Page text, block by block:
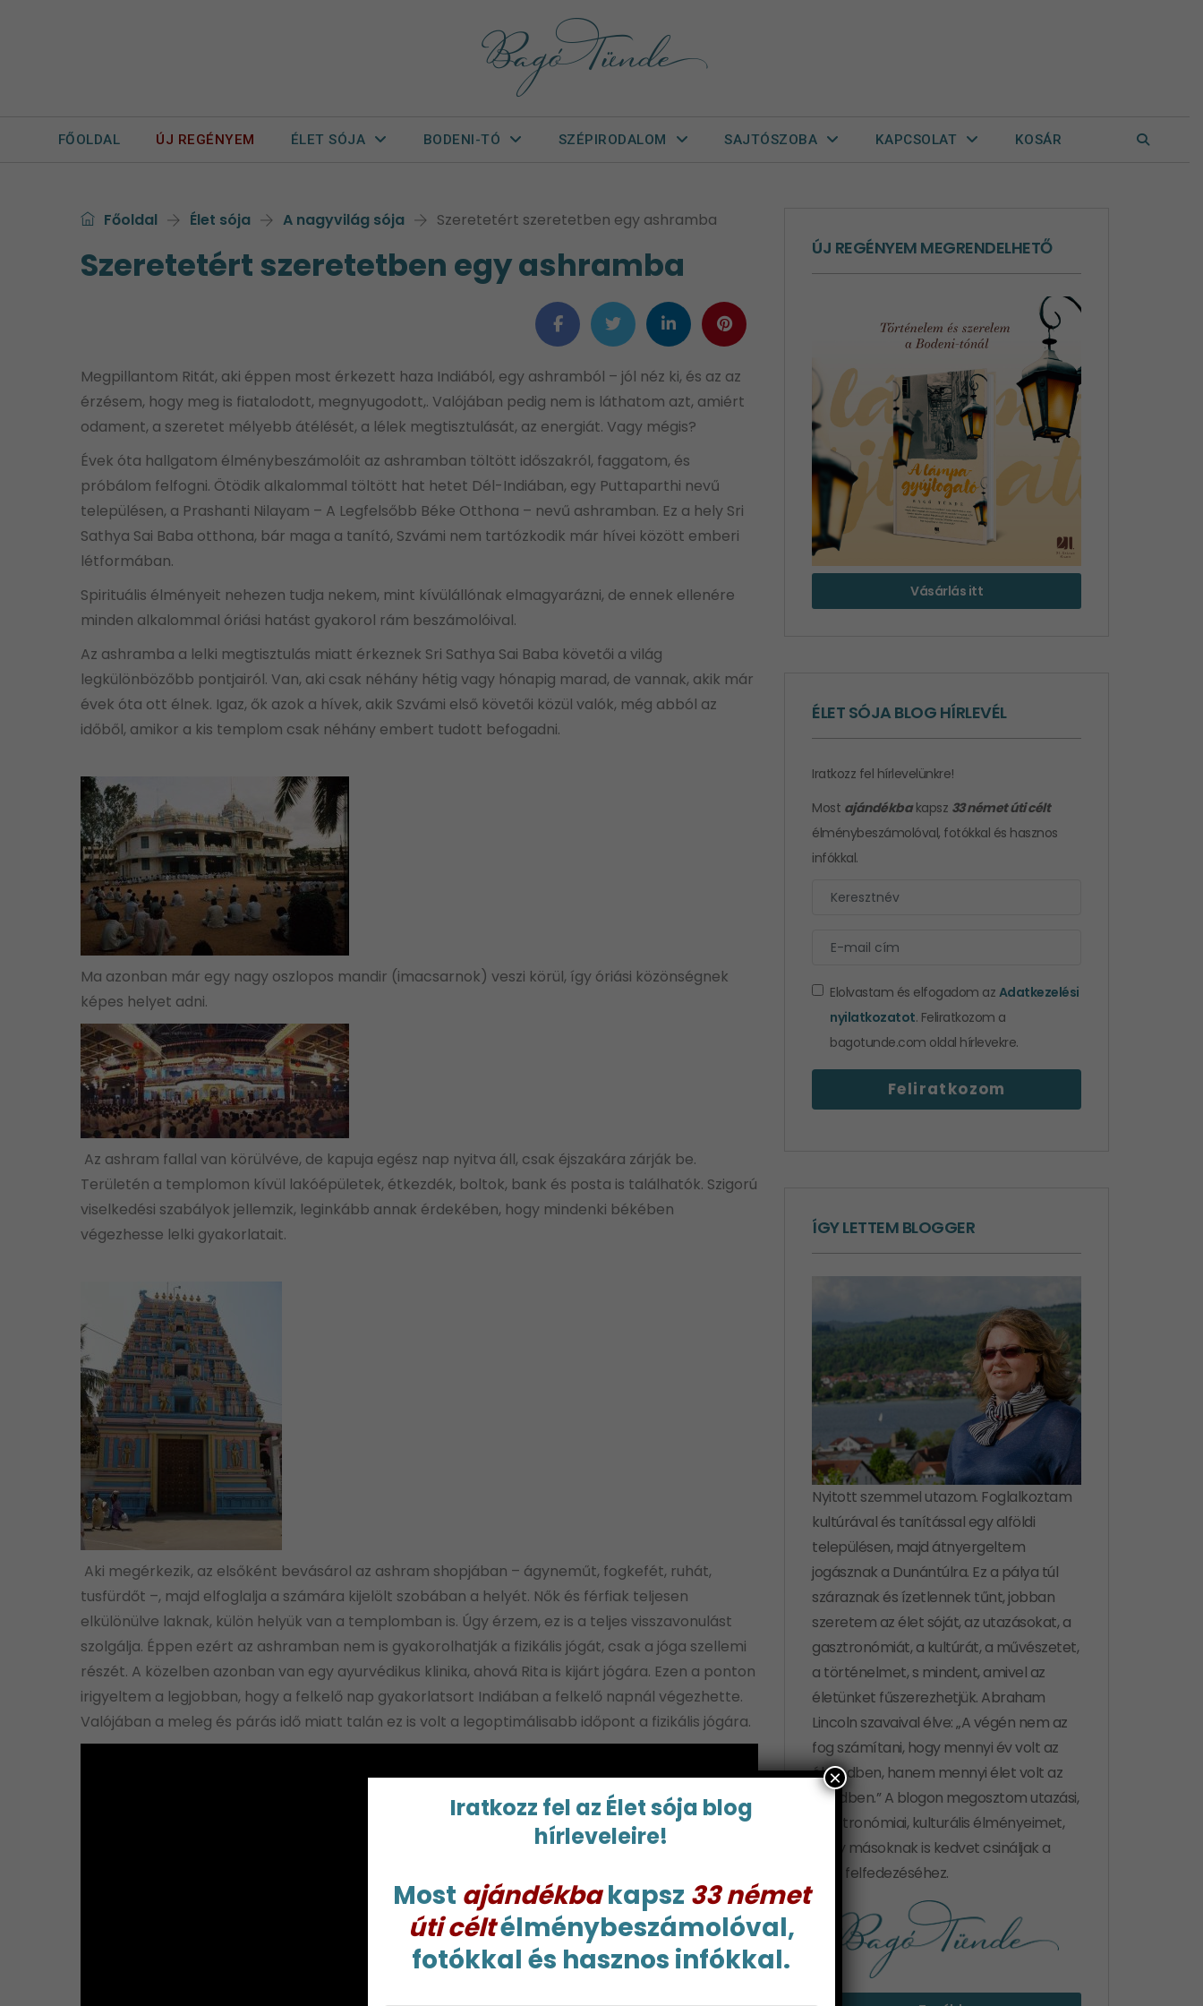
FŐOLDAL ÚJ REGÉNYEM ÉLET SÓJA BODENI-TÓ SZÉPIRODALOM SAJTÓSZOBA KAPCSOLAT KOSÁR
Főoldal Élet sója A nagyvilág sója Szeretetért szeretetben egy ashramba
Szeretetért szeretetben egy ashramba
Megpillantom Ritát, aki éppen most érkezett haza Indiából, egy ashramból – jól néz ki, és az az
érzésem, hogy meg is fiatalodott, megnyugodott,. Valójában pedig nem is láthatom azt, amiért
odament, a szeretet mélyebb átélését, a lélek megtisztulását, az energiát. Vagy mégis?
Évek óta hallgatom élménybeszámolóit az ashramban töltött időszakról, faggatom, és
próbálom felfogni. Ötödik alkalommal töltött hat hetet Dél-Indiában, egy Puttaparthi nevű
településen, a Prashanti Nilayam – A Legfelsőbb Béke Otthona – nevű ashramban. Ez a hely Sri
Sathya Sai Baba otthona, bár maga a tanító, Szvámi nem tartózkodik már hívei között emberi
létformában.
Spirituális élményeit nehezen tudja nekem, mint kívülállónak elmagyarázni, de ennek ellenére
minden alkalommal óriási hatást gyakorol rám beszámolóival.
Az ashramba a lelki megtisztulás miatt érkeznek Sri Sathya Sai Baba követői a világ
legkülönbözőbb pontjairól. Van, aki csak néhány hétig vagy hónapig marad, de vannak, akik már
évek óta ott élnek. Igaz, ők azok a hívek, akik Szvámi első követői közül valók, még abból az
időből, amikor a kis templom csak néhány embert tudott befogadni.
Ma azonban már egy nagy oszlopos mandir (imacsarnok) veszi körül, így óriási közönségnek
képes helyet adni.
Az ashram fallal van körülvéve, de kapuja egész nap nyitva áll, csak éjszakára zárják be.
Területén a templomon kívül lakóépületek, étkezdék, boltok, bank és posta is találhatók. Szigorú
viselkedési szabályok jellemzik, leginkább annak érdekében, hogy mindenki békében
végezhesse lelki gyakorlatait.
Aki megérkezik, az elsőként bevásárol az ashram shopjában – ágyneműt, fogkefét, ruhát,
tusfürdőt –, majd elfoglalja a számára kijelölt szobában a helyét. Nők és férfiak teljesen
elkülönülve laknak, külön helyük van a templomban is. Úgy érzem, ez is a teljes visszavonulást
szolgálja. Éppen ezért az ashramban nem is gyakorolhatják a fizikális jógát, csak a jóga szellemi
részét. A közelben azonban van egy ayurvédikus klinika, ahová Rita is kijárt jógára. Ezen a ponton
irigyeltem a legjobban, hogy a felkelő nap gyakorlatsort Indiában a felkelő napnál végezhette.
Valójában a meleg és párás idő miatt talán ez is volt a legoptimálisabb időpont a fizikális jógára.
ÚJ REGÉNYEM MEGRENDELHETŐ
Vásárlás itt
ÉLET SÓJA BLOG HÍRLEVÉL
Iratkozz fel hírlevelünkre!
Most ajándékbakapsz 33 német úti célt
élménybeszámolóval, fotókkal és hasznos
infókkal.
Elolvastam és elfogadom az Adatkezelési
nyilatkozatot. Feliratkozom a
bagotunde.com oldal hírlevekre.
ÍGY LETTEM BLOGGER
Nyitott szemmel utazom. Foglalkoztam
kultúrával és tanítással egy alföldi
településen, majd átnyergeltem
jogásznak a Dunántúlra. Ez a pálya túl
száraznak és ízetlennek tűnt, jobban
szeretem az élet sóját, az utazásokat, a
gasztronómiát, a kultúrát, a művészetet,
a történelmet, s mindent, amivel az
életünket fűszerezhetjük. Abraham
Lincoln szavaival élve: „A végén nem az
fog számítani, hogy mennyi év volt az
életedben, hanem mennyi élet volt az
éveidben.” A blogon megosztom utazási,
gasztronómiai, kulturális élményeimet,
hogy másoknak is kedvet csináljak a
világ felfedezéséhez.
Iratkozz fel az Élet sója blog
hírleveleire!
Most ajándékbakapsz 33 német
úti céltélménybeszámolóval,
fotókkal és hasznos infókkal.
×